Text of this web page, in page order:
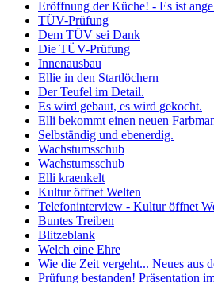
Eröffnung der Küche! - Es ist
TÜV-Prüfung
Dem TÜV sei Dank
Die TÜV-Prüfung
Innenausbau
Ellie in den Startlöchern
Der Teufel im Detail.
Es wird gebaut, es wird gekocht.
Elli bekommt einen neuen
Selbständig und ebenerdig.
Wachstumsschub
Wachstumsschub
Elli kraenkelt
Kultur öffnet Welten
Telefoninterview - Kultur öffnet
Buntes Treiben
Blitzeblank
Welch eine Ehre
Wie die Zeit vergeht... Neues aus
Prüfung bestanden! Präsentation